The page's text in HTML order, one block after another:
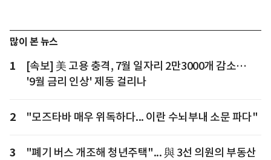
많이 본 뉴스
1
[속보] 美 고용 충격, 7월 일자리 2만3000개 감소…
'9월 금리 인상' 제동 걸리나
2 "모즈타바 매우 위독하다... 이란 수뇌부내 소문 파다"
3
"폐기 버스 개조해 청년주택"... 與 3선 의원의 부동산